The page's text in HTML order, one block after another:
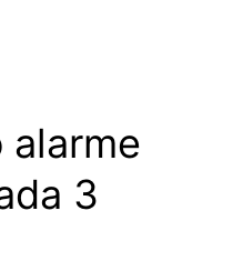
alarme
3